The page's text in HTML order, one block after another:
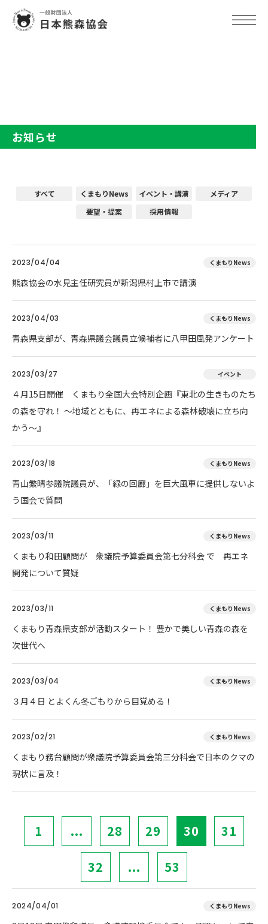
お知らせ
すべて くまもりNews イベント・講演
メディア
要望・提案
採用情報
2023/04/04 くまもりNews
熊森協会の水見主任研究員が新潟県村上市で講演
2023/04/03 くまもりNews
青森県支部が、青森県議会議員立候補者に八甲田風発アンケート
2023/03/27 イベント
４月15日開催 くまもり全国大会特別企画『東北の生きものたち
の森を守れ！ 〜地域とともに、再エネによる森林破壊に立ち向
かう〜』
2023/03/18 くまもりNews
青山繁晴参議院議員が、「緑の回廊」を巨大風車に提供しないよ
う国会で質問
2023/03/11 くまもりNews
くまもり和田顧問が 衆議院予算委員会第七分科会 で 再エネ
開発について質疑
2023/03/11 くまもりNews
くまもり青森県支部が活動スタート！ 豊かで美しい青森の森を
次世代へ
2023/03/04 くまもりNews
３月４日 とよくん冬ごもりから目覚める！
2023/02/21 くまもりNews
くまもり務台顧問が衆議院予算委員会第三分科会で日本のクマの
現状に言及！
1 ... 28 29 30 31
32 ... 53
2024/04/01 くまもりNews